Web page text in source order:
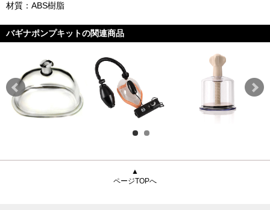
材質：ABS樹脂
バギナポンプキットの関連商品
▲
ページTOPへ